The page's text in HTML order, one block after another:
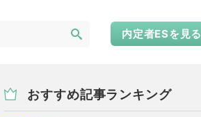
内定者ESを見る
おすすめ記事ランキング